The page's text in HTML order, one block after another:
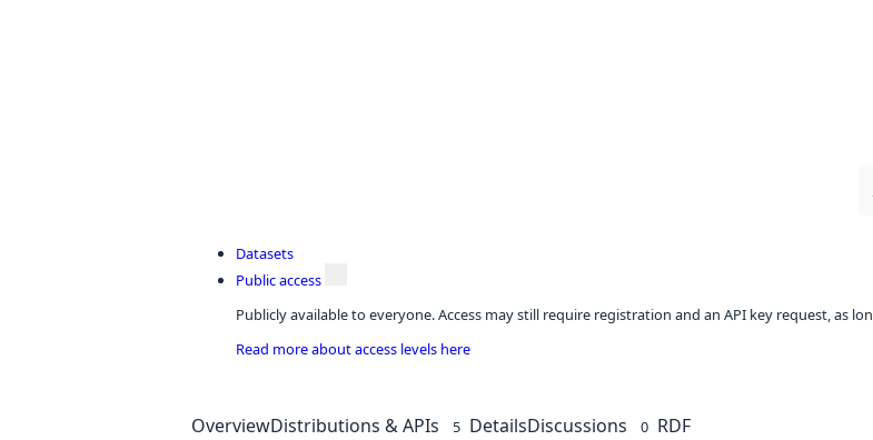
Datasets
Public access
Publicly available to everyone. Access may still require registration and an API key request, as
Read more about access levels here
OverviewDistributions & APIs 5 DetailsDiscussions 0 RDF